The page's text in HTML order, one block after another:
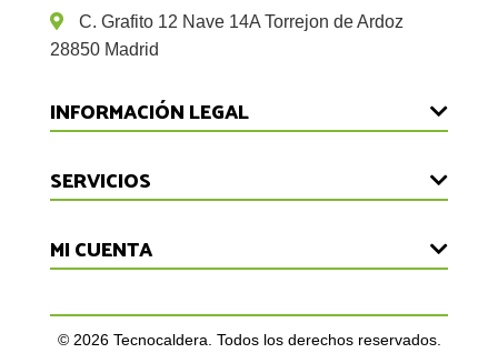
C. Grafito 12 Nave 14A Torrejon de Ardoz
28850 Madrid
INFORMACIÓN LEGAL
Aviso Legal
Política de Privacidad
Condiciones de Uso
SERVICIOS
Reparaciones
Mantenimiento
MI CUENTA
Registrarse
© 2026Tecnocaldera. Todos los derechos reservados.